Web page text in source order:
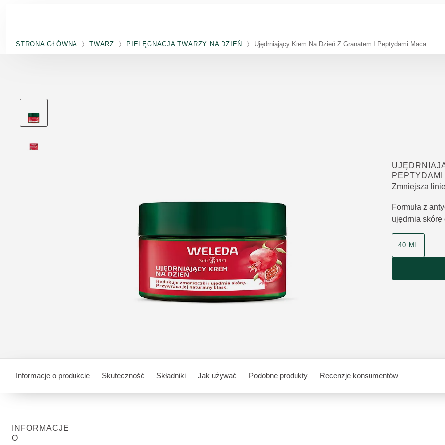
STRONA GŁÓWNA TWARZ PIELĘGNACJA TWARZY NA DZIEŃ Ujędrniający Krem Na Dzień Z Granatem I Peptydami Maca
PEPTYDAMI
Zmniejsza
Formuła z
ujędrnia skórę
40 ML
Informacje o produkcie Skuteczność Składniki Jak używać Podobne produkty Recenzje konsumentów
INFORMACJE
O